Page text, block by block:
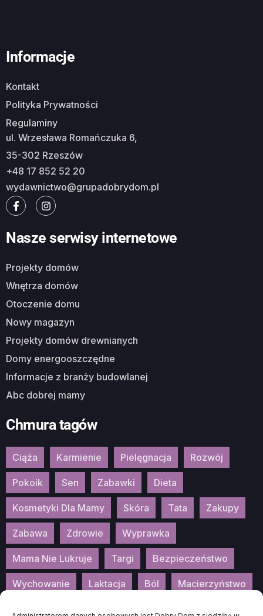
Informacje
Kontakt
Polityka Prywatności
Regulaminy
ul. Wrzesława Romańczuka 6,
35-302 Rzeszów
+48 17 852 52 20
wydawnictwo@grupadobrydom.pl
Nasze serwisy internetowe
Projekty domów
Wnętrza domów
Otoczenie domu
Nowy magazyn
Projekty domów drewnianych
Domy energooszczędne
Informacje z branży budowlanej
Abc dobrej mamy
Chmura tagów
Ciąża Karmienie Pielęgnacja Rozwój
Pokoik Sen Zabawki Dieta
Kosmetyki Dla Mamy Skóra Tata Zakupy
Zabawa Zdrowie Wyprawka
Mama Nie Lukruje Targi Bezpieczeństwo
Wychowanie Laktacja Ból Macierzyństwo